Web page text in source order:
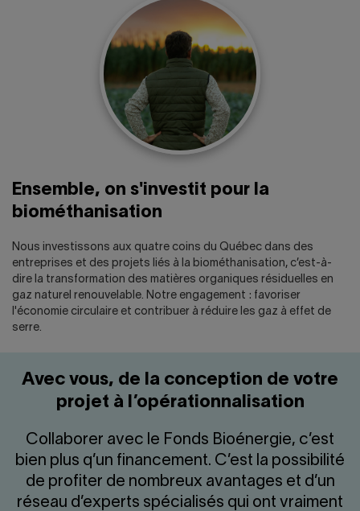
Ensemble, on s'investit pour la
biométhanisation
Nous investissons aux quatre coins du Québec dans des
entreprises et des projets liés à la biométhanisation, c’est-à-
dire la transformation des matières organiques résiduelles en
gaz naturel renouvelable. Notre engagement : favoriser
l'économie circulaire et contribuer à réduire les gaz à effet de
serre.
Avec vous, de la conception de votre
projet à l’opérationnalisation
Collaborer avec le Fonds Bioénergie, c’est
bien plus q’un financement. C’est la possibilité
de profiter de nombreux avantages et d’un
réseau d’experts spécialisés qui ont vraiment